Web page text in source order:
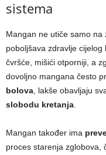
sistema
Mangan ne utiče samo
poboljšava zdravlje cijelog
čvršće, mišići otporniji, a
dovoljno mangana često
bolova, lakše obavljaju
slobodu kretanja.
Mangan također ima
proces starenja zglobova,